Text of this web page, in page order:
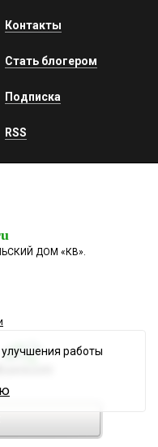
Контакты
Стать блогером
Подписка
RSS
ДОМ «КВ».
работы